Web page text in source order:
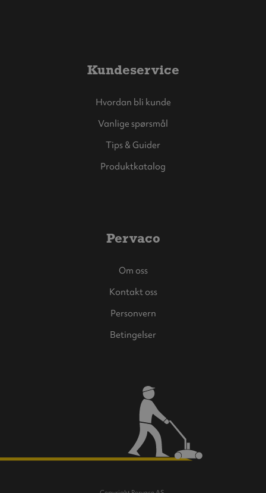
Kundeservice
Hvordan bli kunde
Vanlige spørsmål
Tips & Guider
Produktkatalog
Pervaco
Om oss
Kontakt oss
Personvern
Betingelser